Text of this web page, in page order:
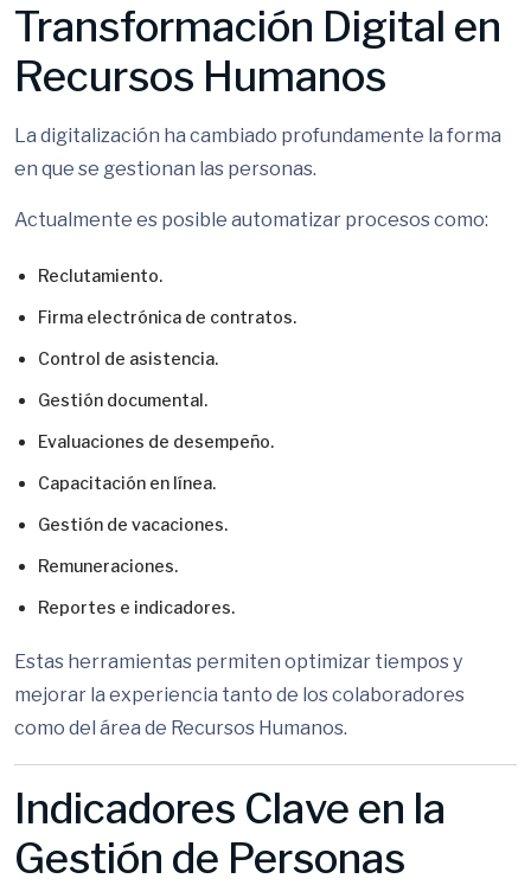
Transformación Digital en
Recursos Humanos
La digitalización ha cambiado profundamente la forma
en que se gestionan las personas.
Actualmente es posible automatizar procesos como:
Reclutamiento.
Firma electrónica de contratos.
Control de asistencia.
Gestión documental.
Evaluaciones de desempeño.
Capacitación en línea.
Gestión de vacaciones.
Remuneraciones.
Reportes e indicadores.
Estas herramientas permiten optimizar tiempos y
mejorar la experiencia tanto de los colaboradores
como del área de Recursos Humanos.
Indicadores Clave en la
Gestión de Personas